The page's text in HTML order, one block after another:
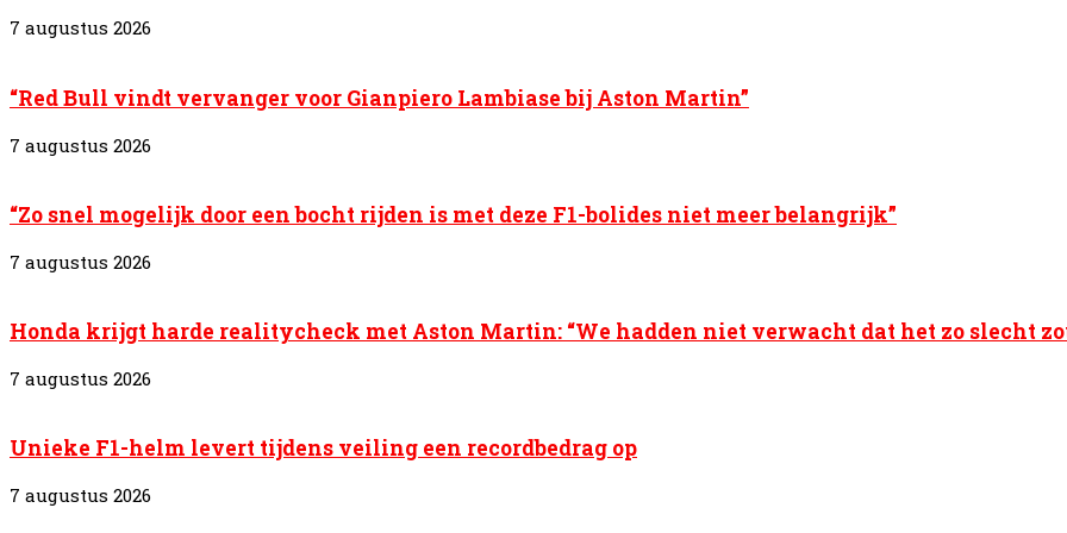
7 augustus 2026
“Red Bull vindt vervanger voor Gianpiero Lambiase bij Aston Martin”
7 augustus 2026
“Zo snel mogelijk door een bocht rijden is met deze F1-bolides niet meer belangrijk”
7 augustus 2026
Honda krijgt harde realitycheck met Aston Martin: “We hadden niet verwacht dat het zo slecht
7 augustus 2026
Unieke F1-helm levert tijdens veiling een recordbedrag op
7 augustus 2026